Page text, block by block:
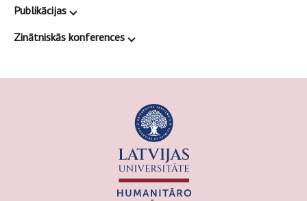
Publikācijas
Zinātniskās konferences